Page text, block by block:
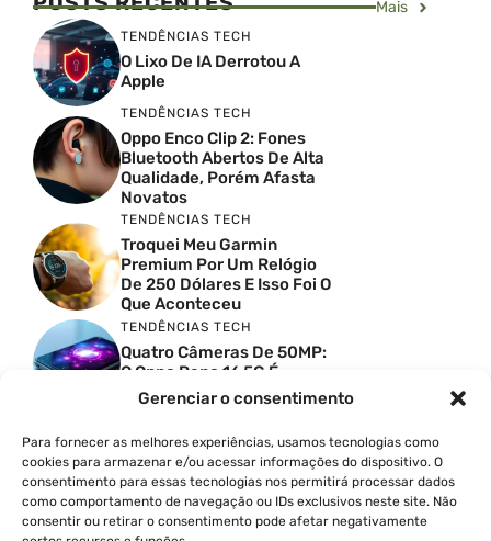
Gerenciar o consentimento
Para fornecer as melhores experiências, usamos tecnologias como
cookies para armazenar e/ou acessar informações do dispositivo. O
consentimento para essas tecnologias nos permitirá processar dados
como comportamento de navegação ou IDs exclusivos neste site. Não
consentir ou retirar o consentimento pode afetar negativamente
Mais
TENDÊNCIAS TECH
O Lixo De IA Derrotou A
Apple
TENDÊNCIAS TECH
Oppo Enco Clip 2: Fones
Bluetooth Abertos De Alta
Qualidade, Porém Afasta
Novatos
TENDÊNCIAS TECH
Troquei Meu Garmin
Premium Por Um Relógio
De 250 Dólares E Isso Foi O
Que Aconteceu
TENDÊNCIAS TECH
Quatro Câmeras De 50MP:
O Oppo Reno 16 5G É
Absurdo
Comparativo De
Especificações Entre O
Vivo X300 Ultra E O
Samsung Galaxy S26 Ultra
PRODUTIVIDADE DIGITAL